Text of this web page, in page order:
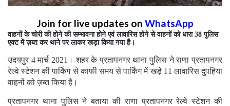
Join for live updates on WhatsApp
वाहनों के चोरी की होने की सम्भावना होने एवं लावारिस होने से वाहनों को धारा 38 पुलिस
एक्ट में ज़ब्त कर थाने पर लाकर खड़ा किया गया है।
उदयपुर 4 मार्च 2021। शहर के प्रतापनगर थाना पुलिस ने राणा प्रतापनगर
रेल्वे स्टेशन की पार्किंग से काफी समय से पार्किंग में खड़े 11 लावारिस दुपहिया
वाहनों को ज़ब्त किया है।
प्रतापनगर थाना पुलिस ने बताया की राणा प्रतापनगर रेल्वे स्टेशन की